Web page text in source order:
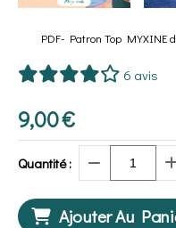
PDF- Patron Top MYXINE
6 avis
9,00€
Quantité :
Ajouter Au